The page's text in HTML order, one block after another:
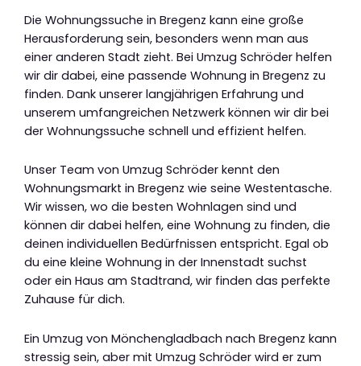
Die Wohnungssuche in Bregenz kann eine große
Herausforderung sein, besonders wenn man aus
einer anderen Stadt zieht. Bei Umzug Schröder helfen
wir dir dabei, eine passende Wohnung in Bregenz zu
finden. Dank unserer langjährigen Erfahrung und
unserem umfangreichen Netzwerk können wir dir bei
der Wohnungssuche schnell und effizient helfen.
Unser Team von Umzug Schröder kennt den
Wohnungsmarkt in Bregenz wie seine Westentasche.
Wir wissen, wo die besten Wohnlagen sind und
können dir dabei helfen, eine Wohnung zu finden, die
deinen individuellen Bedürfnissen entspricht. Egal ob
du eine kleine Wohnung in der Innenstadt suchst
oder ein Haus am Stadtrand, wir finden das perfekte
Zuhause für dich.
Ein Umzug von Mönchengladbach nach Bregenz kann
stressig sein, aber mit Umzug Schröder wird er zum